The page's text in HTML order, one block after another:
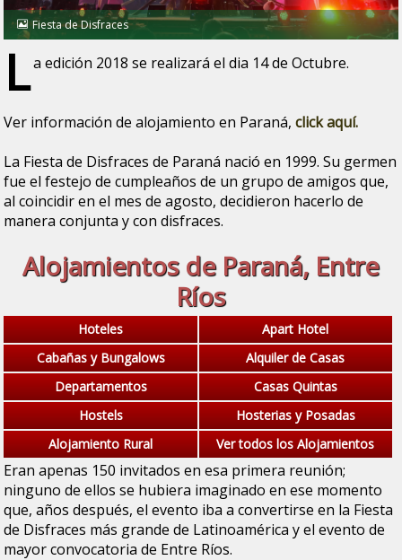
Fiesta de Disfraces
La edición 2018 se realizará el dia 14 de Octubre.
Ver información de alojamiento en Paraná,click aquí.
La Fiesta de Disfraces de Paraná nació en 1999. Su germen
fue el festejo de cumpleaños de un grupo de amigos que,
al coincidir en el mes de agosto, decidieron hacerlo de
manera conjunta y con disfraces.
Alojamientos de Paraná, Entre
Ríos
Hoteles
Apart Hotel
Cabañas y Bungalows
Alquiler de Casas
Departamentos
Casas Quintas
Hostels
Hosterias y Posadas
Alojamiento Rural
Ver todos los Alojamientos
Eran apenas 150 invitados en esa primera reunión;
ninguno de ellos se hubiera imaginado en ese momento
que, años después, el evento iba a convertirse en la Fiesta
de Disfraces más grande de Latinoamérica y el evento de
mayor convocatoria de Entre Ríos.